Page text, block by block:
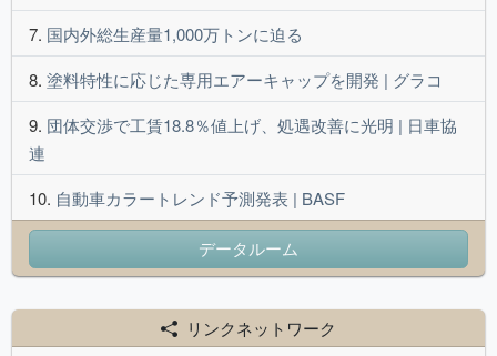
国内外総生産量1,000万トンに迫る
塗料特性に応じた専用エアーキャップを開発 | グラコ
団体交渉で工賃18.8％値上げ、処遇改善に光明 | 日車協
連
自動車カラートレンド予測発表 | BASF
データルーム
リンクネットワーク